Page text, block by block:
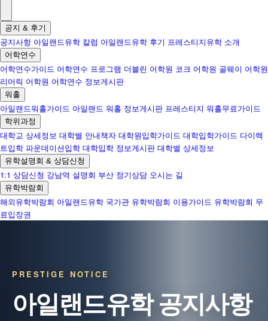
공지 & 후기
공지사항 아일랜드유학 칼럼 아일랜드유학 후기 프레스티지유학 소개
어학연수
어학연수가이드 어학연수 프로그램 더블린 어학원 코크 어학원 골웨이 어학원
리머릭 어학원 어학연수 정보게시판
워홀
아일랜드워홀가이드 아일랜드 워홀 정보게시판 프레스티지 워홀무료가이드
학위과정
대학교 상세정보 대학별 안내책자 대학원입학가이드 대학입학가이드 다이렉
트입학 파운데이션입학 대학입학 정보게시판 대학별 상세정보
유학설명회 & 상담신청
1:1 상담신청 강남역 설명회 부산 정기상담 오시는 길
유학박람회
해외유학박람회 아일랜드유학 국가관 유학박람회 이용가이드 유학박람회 무
료입장권
PRESTIGE NOTICE
아일랜드유학 공지사항